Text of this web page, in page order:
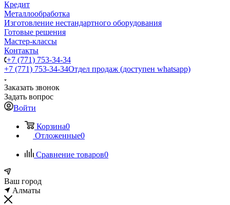
Кредит
Металлообработка
Изготовление нестандартного оборудования
Готовые решения
Мастер-классы
Контакты
+7 (771) 753-34-34
+7 (771) 753-34-34Отдел продаж (доступен whatsapp)
Заказать звонок
Задать вопрос
Войти
Корзина0
Отложенные0
Сравнение товаров0
Ваш город
Алматы